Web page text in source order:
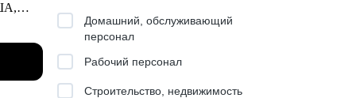
Домашний, обслуживающий
персонал
Рабочий персонал
Строительство, недвижимость